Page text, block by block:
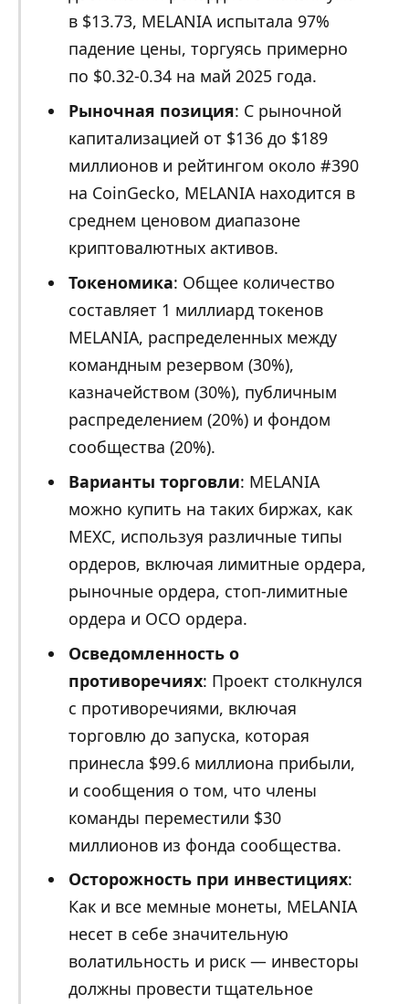
в $13.73, MELANIA испытала 97%
падение цены, торгуясь примерно
по $0.32-0.34 на май 2025 года.
Рыночная позиция: С рыночной
капитализацией от $136 до $189
миллионов и рейтингом около #390
на CoinGecko, MELANIA находится в
среднем ценовом диапазоне
криптовалютных активов.
Токеномика: Общее количество
составляет 1 миллиард токенов
MELANIA, распределенных между
командным резервом (30%),
казначейством (30%), публичным
распределением (20%) и фондом
сообщества (20%).
Варианты торговли: MELANIA
можно купить на таких биржах, как
MEXC, используя различные типы
ордеров, включая лимитные ордера,
рыночные ордера, стоп-лимитные
ордера и OCO ордера.
Осведомленность о
противоречиях: Проект столкнулся
с противоречиями, включая
торговлю до запуска, которая
принесла $99.6 миллиона прибыли,
и сообщения о том, что члены
команды переместили $30
миллионов из фонда сообщества.
Осторожность при инвестициях:
Как и все мемные монеты, MELANIA
несет в себе значительную
волатильность и риск — инвесторы
должны провести тщательное